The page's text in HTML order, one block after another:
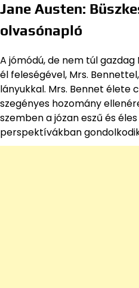
Jane Austen:
olvasónapló
A jómódú, de nem túl
él feleségével, Mrs.
lányukkal. Mrs. Bennet élete
szegényes hozomány
szemben a józan eszű és
perspektívákban